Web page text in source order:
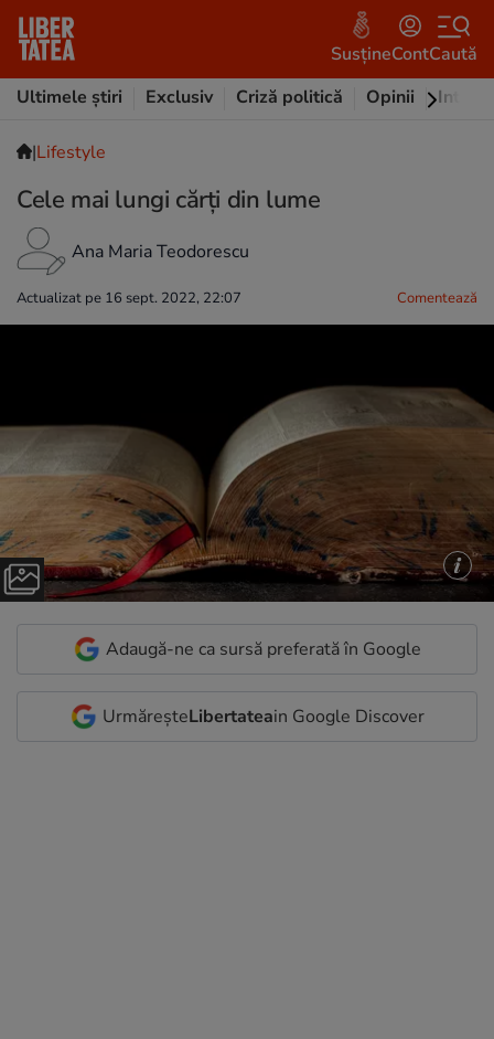
SusțineContCaută
Ultimele știri
Exclusiv Criză politică Opinii
|Lifestyle
Cele mai lungi cărți din lume
Ana Maria Teodorescu
Actualizat pe 16 sept. 2022, 22:07 Comentează
Adaugă-ne ca sursă preferată în Google
UrmăreșteLibertateain Google Discover